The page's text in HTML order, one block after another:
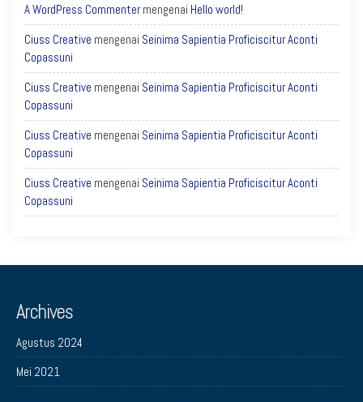
A WordPress Commentermengenai Hello world!
Ciuss Creative mengenai Seinima Sapientia Proficiscitur Aconti
Copassuni
Ciuss Creative mengenai Seinima Sapientia Proficiscitur Aconti
Copassuni
Ciuss Creative mengenai Seinima Sapientia Proficiscitur Aconti
Copassuni
Ciuss Creative mengenai Seinima Sapientia Proficiscitur Aconti
Copassuni
Archives
Agustus 2024
Mei 2021